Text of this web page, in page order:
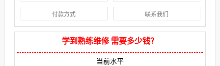
付款方式 联系我们
学到熟练维修 需要多少钱？
当前水平